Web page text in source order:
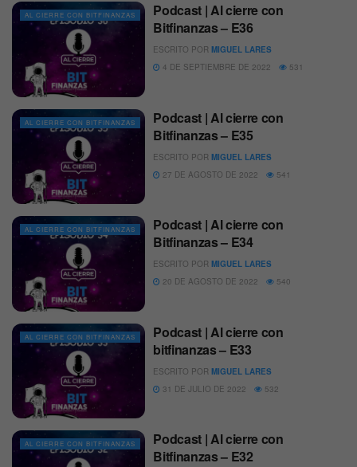
AL CIERRE CON BITFINANZAS
Podcast | Al cierre con
Bitfinanzas – E36
ESCRITO POR MIGUEL LARES
4 DE SEPTIEMBRE DE 2022
531
AL CIERRE CON BITFINANZAS
Podcast | Al cierre con
Bitfinanzas – E35
ESCRITO POR MIGUEL LARES
27 DE AGOSTO DE 2022
541
AL CIERRE CON BITFINANZAS
Podcast | Al cierre con
Bitfinanzas – E34
ESCRITO POR MIGUEL LARES
20 DE AGOSTO DE 2022
540
AL CIERRE CON BITFINANZAS
Podcast | Al cierre con
bitfinanzas – E33
ESCRITO POR MIGUEL LARES
31 DE JULIO DE 2022
532
AL CIERRE CON BITFINANZAS
Podcast | Al cierre con
Bitfinanzas – E32